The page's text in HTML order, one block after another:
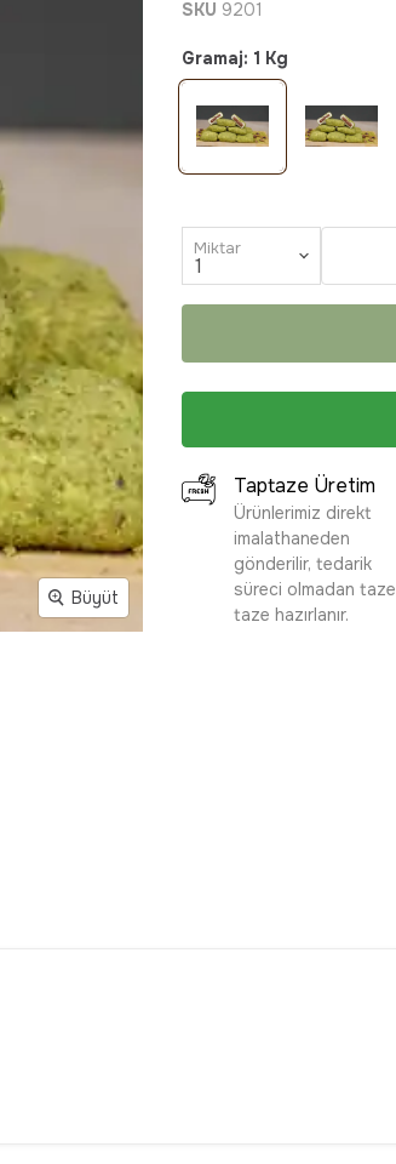
Büyüt
SKU 9201
Gramaj: 1 Kg
Miktar
Taptaze Üretim
Ürünlerimiz direkt
imalathaneden
gönderilir, tedarik
süreci olmadan taze
taze hazırlanır.